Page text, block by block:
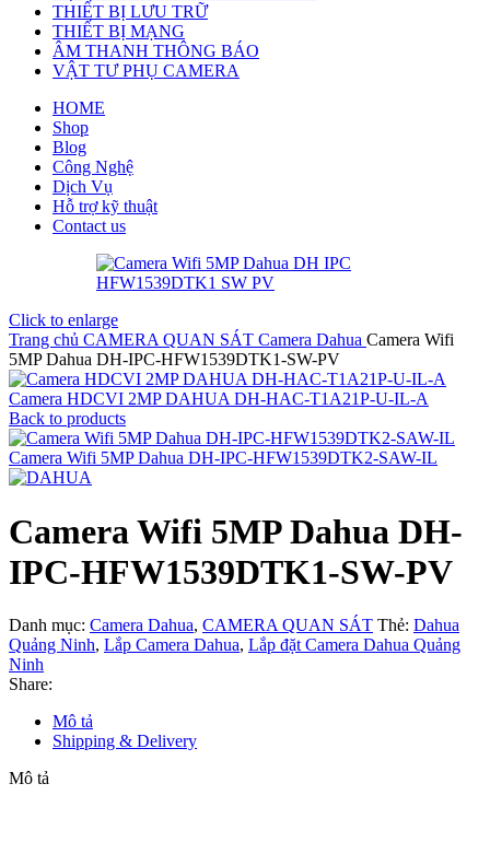
THIẾT BỊ LƯU TRỮ
THIẾT BỊ MẠNG
ÂM THANH THÔNG BÁO
VẬT TƯ PHỤ CAMERA
HOME
Shop
Blog
Công Nghệ
Dịch Vụ
Hỗ trợ kỹ thuật
Contact us
Click to enlarge
Trang chủ CAMERA QUAN SÁT Camera Dahua Camera Wifi
5MP Dahua DH-IPC-HFW1539DTK1-SW-PV
Camera HDCVI 2MP DAHUA DH-HAC-T1A21P-U-IL-A
Back to products
Camera Wifi 5MP Dahua DH-IPC-HFW1539DTK2-SAW-IL
Camera Wifi 5MP Dahua DH-
IPC-HFW1539DTK1-SW-PV
Danh mục: Camera Dahua, CAMERA QUAN SÁT Thẻ: Dahua
Quảng Ninh, Lắp Camera Dahua, Lắp đặt Camera Dahua Quảng
Ninh
Share:
Mô tả
Shipping & Delivery
Mô tả